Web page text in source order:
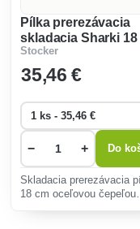
Pílka prerezávacia
skladacia Sharki 18
Stocker
Stocker
35,46 €
− + Do
Skladacia prerezávacia
18 cm oceľovou čepeľou